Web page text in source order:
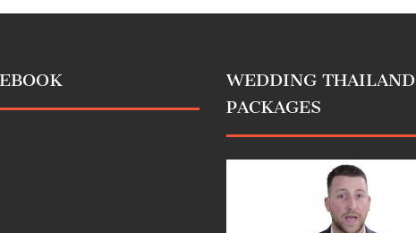
WEDDING THAILAND
PACKAGES